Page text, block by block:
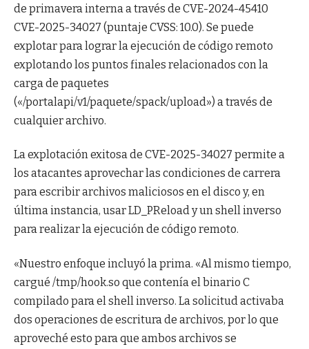
de primavera interna a través de CVE-2024-45410
CVE-2025-34027 (puntaje CVSS: 10.0). Se puede
explotar para lograr la ejecución de código remoto
explotando los puntos finales relacionados con la
carga de paquetes
(«/portalapi/v1/paquete/spack/upload») a través de
cualquier archivo.
La explotación exitosa de CVE-2025-34027 permite a
los atacantes aprovechar las condiciones de carrera
para escribir archivos maliciosos en el disco y, en
última instancia, usar LD_PReload y un shell inverso
para realizar la ejecución de código remoto.
«Nuestro enfoque incluyó la prima. «Al mismo tiempo,
cargué /tmp/hook.so que contenía el binario C
compilado para el shell inverso. La solicitud activaba
dos operaciones de escritura de archivos, por lo que
aproveché esto para que ambos archivos se